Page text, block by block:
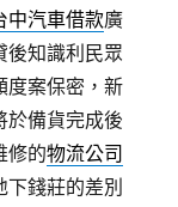
中汽車借款廣
後知識利民眾
度案保密，新
於備貨完成後
修的物流公司
錢莊的差別